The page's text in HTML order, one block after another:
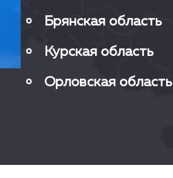
Брянская область
Курская область
Орловская область